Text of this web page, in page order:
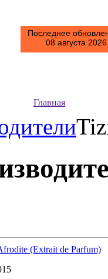
Последнее
08 августа
Главная
(Extrait de Parfum)